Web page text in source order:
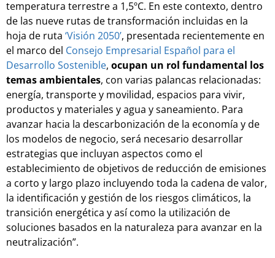
temperatura terrestre a 1,5ºC. En este contexto, dentro
de las nueve rutas de transformación incluidas en la
hoja de ruta ‘Visión 2050’, presentada recientemente en
el marco del Consejo Empresarial Español para el
Desarrollo Sostenible, ocupan un rol fundamental los
temas ambientales, con varias palancas relacionadas:
energía, transporte y movilidad, espacios para vivir,
productos y materiales y agua y saneamiento. Para
avanzar hacia la descarbonización de la economía y de
los modelos de negocio, será necesario desarrollar
estrategias que incluyan aspectos como el
establecimiento de objetivos de reducción de emisiones
a corto y largo plazo incluyendo toda la cadena de valor,
la identificación y gestión de los riesgos climáticos, la
transición energética y así como la utilización de
soluciones basados en la naturaleza para avanzar en la
neutralización”.